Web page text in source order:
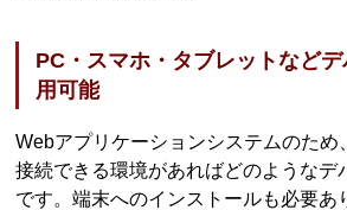
PC・スマホ・タブレットなど
用可能
Webアプリケーションシステムのため
接続できる環境があればどのようなデ
です。端末へのインストールも必要あ